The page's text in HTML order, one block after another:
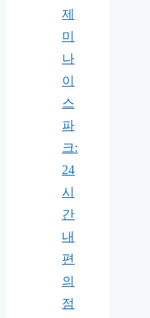
제
미
나
이
스
파
크:
24
시
간
내
편
의
점